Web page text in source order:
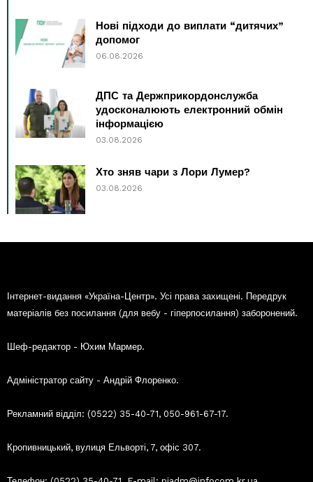
Нові підходи до виплати “дитячих”
допомог
06.08.2026
ДПС та Держприкордонслужба
удосконалюють електронний обмін
інформацією
03.08.2026
Хто зняв чари з Лори Лумер?
03.08.2026
Інтернет-видання «Україна-Центр». Усі права захищені. Передрук
матеріалів без посилання (для вебу - гіперпосилання) заборонений.
Шеф-редактор - Юхим Мармер.
Адміністратор сайту - Андрій Флоренко.
Рекламний відділ: (0522) 35-40-71, 050-961-67-17.
Кропивницький, вулиця Ельворті, 7, офіс 307.